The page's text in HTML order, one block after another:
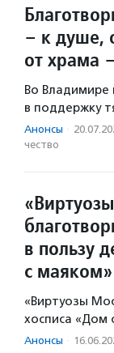
– к душе,
от храма
Во Владимире
в поддержку
Анонсы ·
чест­во
в пользу
с маяком»
«Виртуозы
хосписа «Дом
Анонсы ·